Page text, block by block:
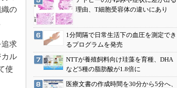
の
求
ル
使
理由、T細胞受容体の違いにあり
1分間隔で日常生活下の血圧を測定でき
るプログラムを発売
NTTが養殖飼料向け珪藻を育種、DHA
など5種の脂肪酸が1.8倍に
医療文書の作成時間を30分から5分へ、